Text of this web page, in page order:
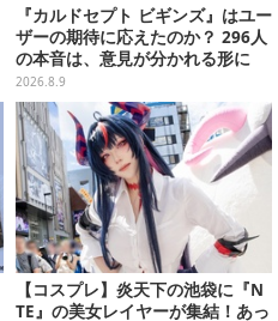
『カルドセプト ビギンズ』はユー
ザーの期待に応えたのか？ 296人
の本音は、意見が分かれる形に
【アンケ結果】
2026.8.9
【コスプレ】炎天下の池袋に『N
TE』の美女レイヤーが集結！あっ